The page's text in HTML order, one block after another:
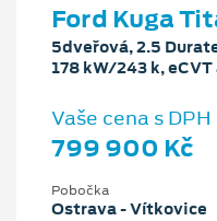
Ford Kuga
5dveřová, 2.5
178 kW/243 k,
Vaše cena s DPH
799 900 Kč
Pobočka
Ostrava - Vítkovice